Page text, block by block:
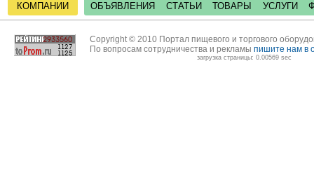
КОМПАНИИ ОБЪЯВЛЕНИЯ СТАТЬИ ТОВАРЫ УСЛУГИ
Copyright © 2010 Портал пищевого и торгового
По вопросам сотрудничества и рекламы пишите нам в
загрузка страницы: 0.00569 sec